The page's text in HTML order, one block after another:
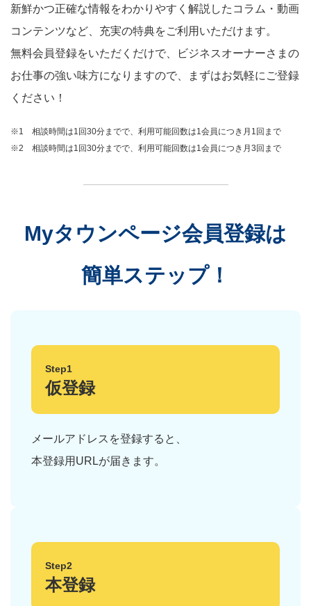
新鮮かつ正確な情報をわかりやすく解説したコラム・動画
コンテンツなど、充実の特典をご利用いただけます。
無料会員登録をいただくだけで、ビジネスオーナーさまの
お仕事の強い味方になりますので、まずはお気軽にご登録
ください！
※1 相談時間は1回30分までで、利用可能回数は1会員につき月1回まで
※2 相談時間は1回30分までで、利用可能回数は1会員につき月3回まで
Myタウンページ会員登録は
簡単ステップ！
Step1
仮登録
メールアドレスを登録すると、
本登録用URLが届きます。
Step2
本登録